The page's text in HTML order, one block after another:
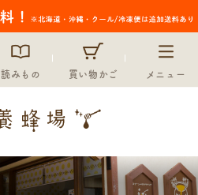
読みもの 買い物かご メニュー